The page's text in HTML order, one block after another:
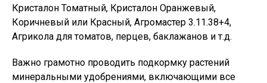
Кристалон Томатный, Кристалон Оранжевый,
Коричневый или Красный, Агромастер 3.11.38+4,
Агрикола для томатов, перцев, баклажанов и т.д.
Важно грамотно проводить подкормку растений
минеральными удобрениями, включающими все